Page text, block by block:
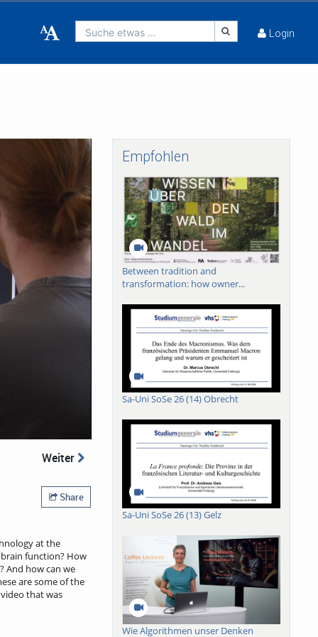
Suche etwas ... Login
Weiter
Share
at the
function? How
And how can we
are some of the
that was
Empfohlen
Between tradition and
transformation: how owner...
Sa-Uni SoSe 26 (14) Obrecht
Sa-Uni SoSe 26 (13) Gelz
Wie Algorithmen unser Denken